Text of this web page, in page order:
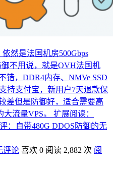
然是法国机房500Gbps
不用说，就是OVH法国机
错，DDR4内存、NMVe SSD
持支付宝，新用户7天退款保
差但是防御好，适合需要高
流量VPS。 扩展阅读：
：自带480G DDOS防御的无
评论 喜欢 0 阅读 2,882 次 阅